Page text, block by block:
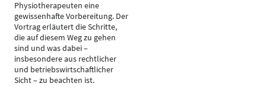
Physiotherapeuten eine
gewissenhafte Vorbereitung. Der
Vortrag erläutert die Schritte,
die auf diesem Weg zu gehen
sind und was dabei –
insbesondere aus rechtlicher
und betriebswirtschaftlicher
Sicht – zu beachten ist.